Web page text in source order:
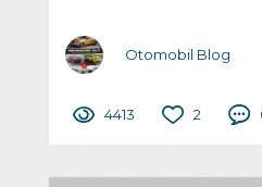
Otomobil Blog
4413 2